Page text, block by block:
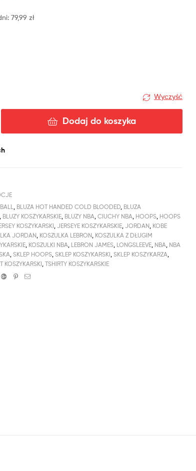
79,99zł
Wyczyść
Dodaj do koszyka
, BLUZA HOT HANDED COLD BLOODED, BLUZA
, BLUZY KOSZYKARSKIE, BLUZY NBA,CIUCHY NBA, HOOPS, HOOPS
KOSZYKARSKI,JERSEYE KOSZYKARSKIE,JORDAN, KOBE
JORDAN, KOSZULKA LEBRON, KOSZULKA Z DŁUGIM
, KOSZULKI NBA, LEBRON JAMES, LONGSLEEVE, NBA, NBA
,SKLEP HOOPS,SKLEP KOSZYKARSKI,SKLEP KOSZYKARZA,
KOSZYKARSKI,TSHIRTY KOSZYKARSKIE
Google+Pinterest
Email